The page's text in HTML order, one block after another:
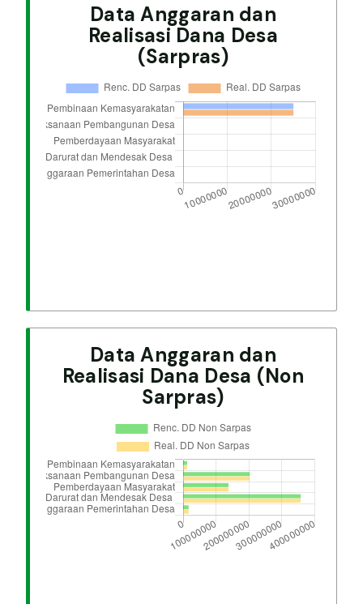
Data Anggaran dan
Realisasi Dana Desa
(Sarpras)
Data Anggaran dan
Realisasi Dana Desa (Non
Sarpras)